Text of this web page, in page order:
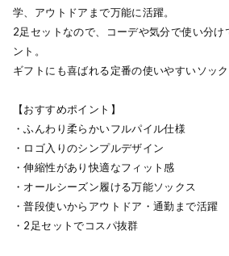
学、アウトドアまで万能に活躍。
2足セットなので、コーデや気分で使い分け
ント。
ギフトにも喜ばれる定番の使いやすいソック
【おすすめポイント】
・ふんわり柔らかいフルパイル仕様
・ロゴ入りのシンプルデザイン
・伸縮性があり快適なフィット感
・オールシーズン履ける万能ソックス
・普段使いからアウトドア・通勤まで活躍
・2足セットでコスパ抜群